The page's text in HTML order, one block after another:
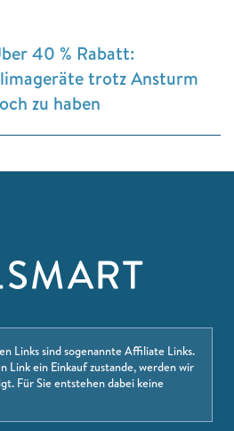
40 % Rabatt:
trotz Ansturm
zu haben
Links sind sogenannte Affiliate Links.
Link ein Einkauf zustande, werden wir
Für Sie entstehen dabei keine